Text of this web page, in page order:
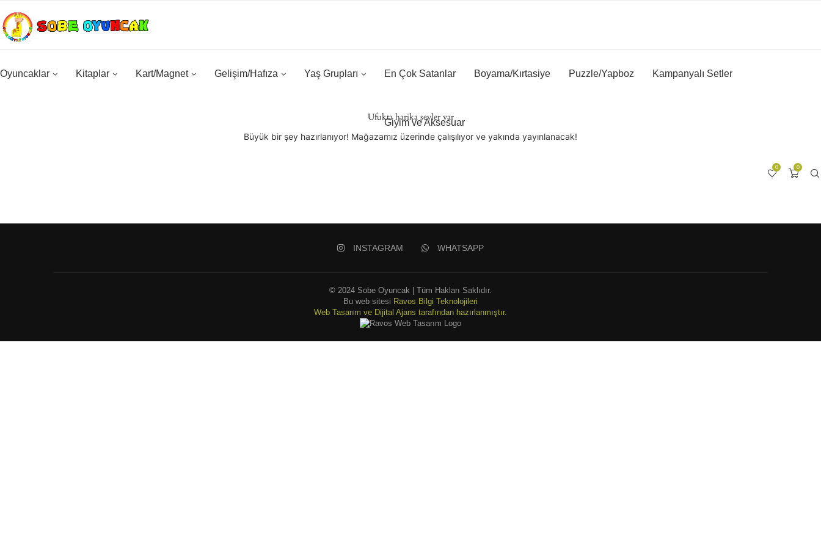
Oyuncaklar Kitaplar Kart/Magnet Gelişim/Hafıza Yaş Grupları En Çok Satanlar Boyama/Kırtasiye Puzzle/Yapboz Kampanyalı Setler
Giyim ve Aksesuar
0
0
Ufukta harika şeyler var
Büyük bir şey hazırlanıyor! Mağazamız üzerinde çalışılıyor ve yakında yayınlanacak!
INSTAGRAM WHATSAPP
© 2024 Sobe Oyuncak | Tüm Hakları Saklıdır.
Bu web sitesi Ravos Bilgi Teknolojileri
Web Tasarım ve Dijital Ajans tarafından hazırlanmıştır.